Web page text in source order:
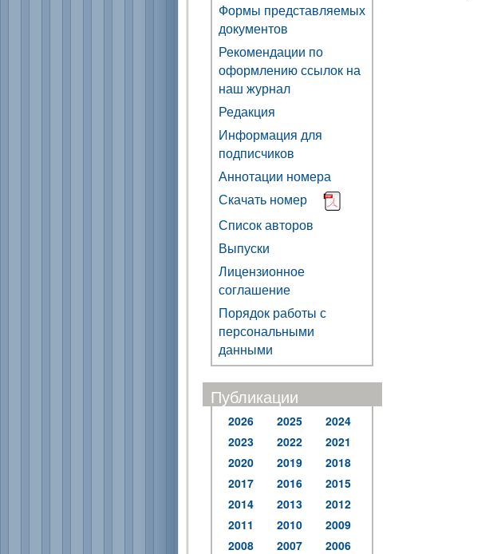
Формы представляемых
документов
Рекомендации по
оформлению ссылок на
наш журнал
Редакция
Информация для
подписчиков
Аннотации номера
Скачать номер
Список авторов
Выпуски
Лицензионное
соглашение
Порядок работы с
персональными
данными
Публикации
2026 2025
2024
2023
2022
2021
2020
2019
2018
2017
2016
2015
2014
2013
2012
2011
2010
2009
2008
2007
2006